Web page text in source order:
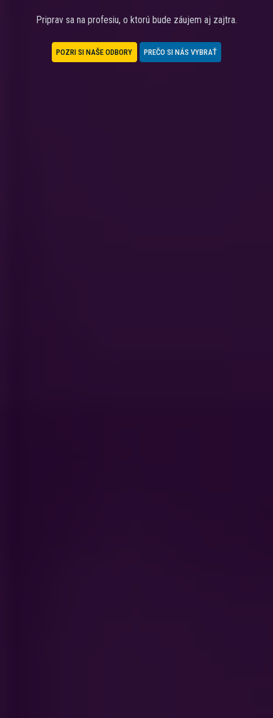
Priprav sa na profesiu, o ktorú bude záujem aj zajtra.
POZRI SI NAŠE ODBORY PREČO SI NÁS VYBRAŤ